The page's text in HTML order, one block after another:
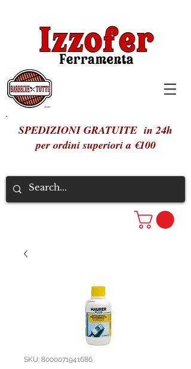
SPEDIZIONI GRATUITE in 24h
per ordini superiori a €100
SKU: 8000071941686